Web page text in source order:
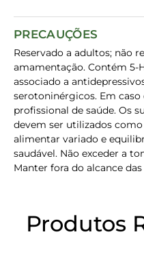
PRECAUÇÕES
Reservado a adultos; não
amamentação. Contém 5-
associado a
serotoninérgicos. Em
profissional de saúde. Os
devem ser utilizados
alimentar variado e
saudável. Não exceder a
Manter fora do alcance
Produtos